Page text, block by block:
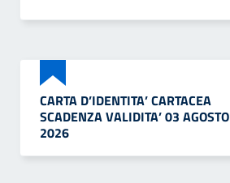
CARTA D’IDENTITA’ CARTACEA
SCADENZA VALIDITA’ 03 AGOSTO
2026